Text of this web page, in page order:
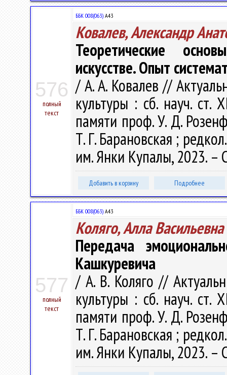
576
полный
текст
ББК 008(063) А43
Ковалев, Александр
Теоретические
искусстве. Опыт
/ А. А. Ковалев //
культуры : сб. науч. ст.
памяти проф. У. Д.
Т. Г. Барановская ;
им. Янки Купалы, 2023. –
Добавить в корзину Подробнее
577
полный
текст
ББК 008(063) А43
Коляго, Алла Васильевна
Передача
Кашкуревича
/ А. В. Коляго //
культуры : сб. науч. ст.
памяти проф. У. Д.
Т. Г. Барановская ;
им. Янки Купалы, 2023. –